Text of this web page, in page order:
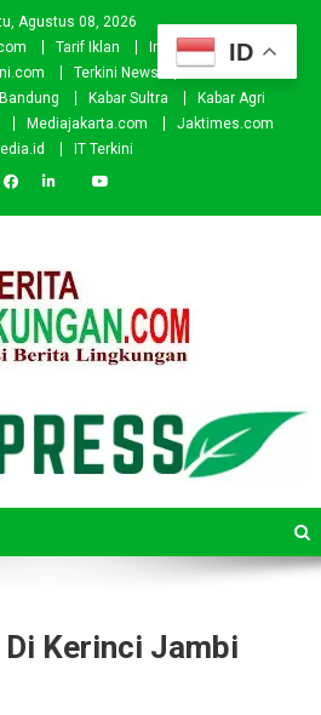
Agustus 08, 2026
Tarif Iklan Investor
Donasi
Terkini News
Kabar.id
Kabar Sultra
Kabar Agri
Mediajakarta.com
Jaktimes.com
IT Terkini
Di Kerinci Jambi
ID